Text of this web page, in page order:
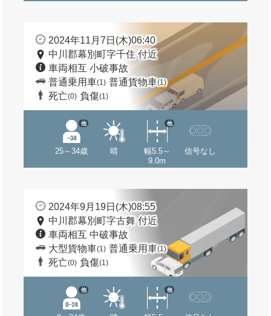
2024年11月7日(木)06:40
中川郡幕別町字千住 付近
車両相互 小破事故
普通乗用車(1) 普通貨物車(1)
死亡(0) 負傷(1)
25～34歳
他
晴
幅5.5～
9.0m
他
信号なし
2024年9月19日(木)08:55
中川郡幕別町字古舞 付近
車両相互 中破事故
大型貨物車(1) 普通乗用車(1)
死亡(0) 負傷(1)
他 他